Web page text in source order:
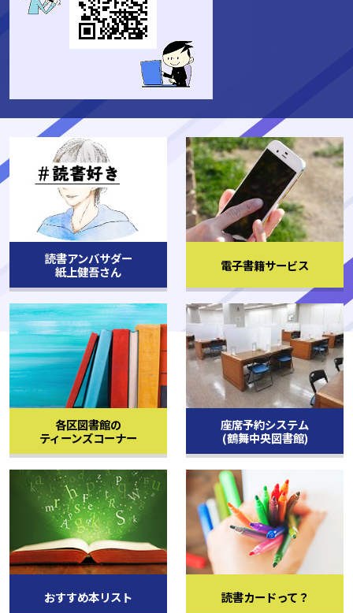
読書アンバサダー
紙上健吾さん
を開く。 電子書籍サービス
を開く。
各区図書館の
ティーンズコーナー
を開く。
座席予約システム
(鶴舞中央図書館)
を開く。
おすすめ本リスト
を開く。 読書カードって？
を開く。